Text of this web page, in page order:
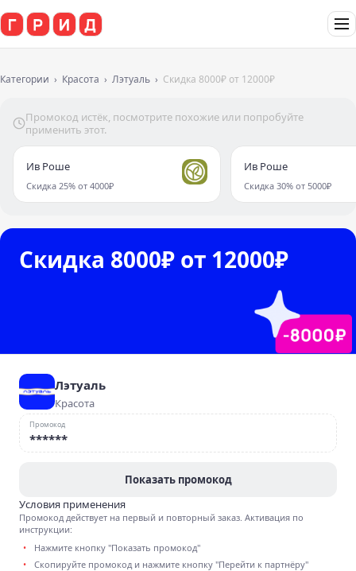
Категории Красота Лэтуаль Скидка 8000₽ от 12000₽
Промокод истёк, посмотрите похожие или попробуйте
применить этот.
Ив Роше
Скидка 25% от 4000₽
Ив Роше
Скидка 30% от 5000₽
Скидка 8000₽ от 12000₽
Лэтуаль
Красота
Промокод
******
Показать промокод
Условия применения
Промокод действует на первый и повторный заказ. Активация по
инструкции:
Нажмите кнопку "Показать промокод"
Скопируйте промокод и нажмите кнопку "Перейти к партнёру"